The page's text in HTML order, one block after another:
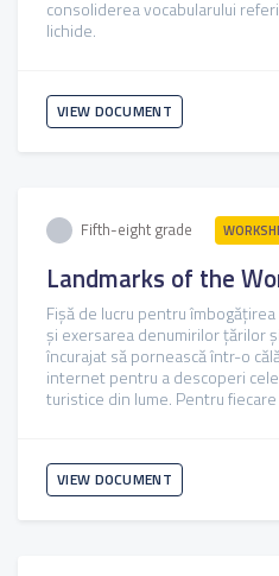
consoliderea vocabularului
lichide.
VIEW DOCUMENT
Fifth-eight grade
Landmarks of the
Fișă de lucru pentru
și exersarea denumirilor țărilor
încurajat să pornească într-o
internet pentru a descoperi
turistice din lume. Pentru
VIEW DOCUMENT